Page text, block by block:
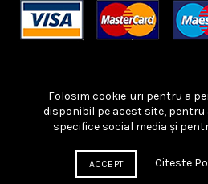
Copyright © 2023 TEGA HOME.
(ANPC)
Folosim cookie-uri pentru a
disponibil pe acest site,
specifice social media și
ACCEPT Citeste